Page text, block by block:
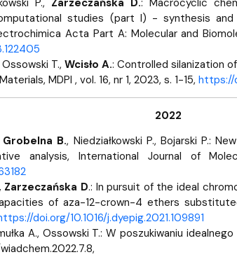
studies (part I) - synthesis
Acta Part A: Molecular and
Ossowski T., Wcisło A.: Controlled silanization
MDPI , vol. 16, nr 1, 2023, s. 1-15, https://
2022
Grobelna B., Niedziałkowski P., Bojarski P.:
analysis, International Journal of
Zarzeczańska D.: In pursuit of the ideal
of aza-12-crown-4 ethers
doi.org/10.1016/j.dyepig.2021.109891
A., Ossowski T.: W poszukiwaniu